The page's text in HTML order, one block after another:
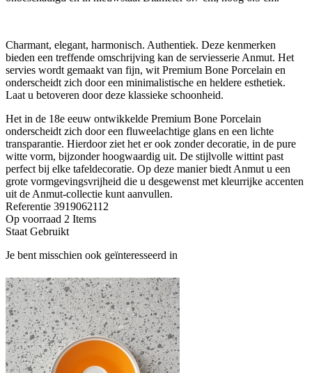
Charmant, elegant, harmonisch. Authentiek. Deze kenmerken
bieden een treffende omschrijving kan de serviesserie Anmut. Het
servies wordt gemaakt van fijn, wit Premium Bone Porcelain en
onderscheidt zich door een minimalistische en heldere esthetiek.
Laat u betoveren door deze klassieke schoonheid.
Het in de 18e eeuw ontwikkelde Premium Bone Porcelain
onderscheidt zich door een fluweelachtige glans en een lichte
transparantie. Hierdoor ziet het er ook zonder decoratie, in de pure
witte vorm, bijzonder hoogwaardig uit. De stijlvolle wittint past
perfect bij elke tafeldecoratie. Op deze manier biedt Anmut u een
grote vormgevingsvrijheid die u desgewenst met kleurrijke accenten
uit de Anmut-collectie kunt aanvullen.
Referentie 3919062112
Op voorraad 2 Items
StaatGebruikt
Je bent misschien ook geïnteresseerd in